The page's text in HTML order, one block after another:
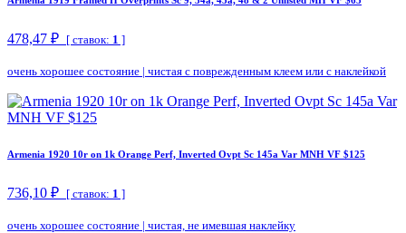
478,47 ₽ [ ставок: 1 ]
очень хорошее состояние | чистая с поврежденным клеем или с наклейкой
Armenia 1920 10r on 1k Orange Perf, Inverted Ovpt Sc 145a Var MNH VF $125
736,10 ₽ [ ставок: 1 ]
очень хорошее состояние | чистая, не имевшая наклейку